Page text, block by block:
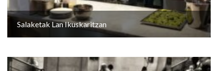
Salaketak Lan Ikuskaritzan